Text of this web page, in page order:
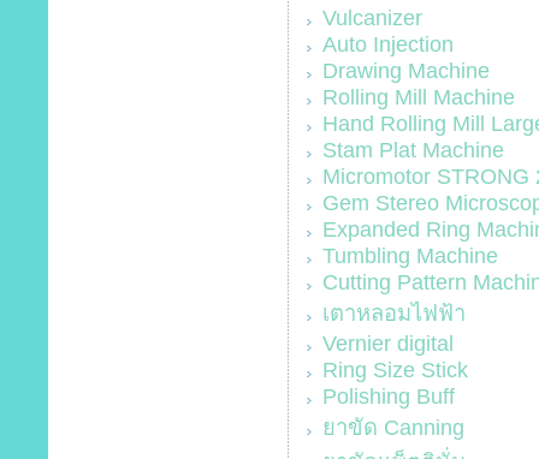
Vulcanizer
Auto Injection
Drawing Machine
Rolling Mill Machine
Hand Rolling Mill
Stam Plat Machine
Micromotor STRONG
Gem Stereo
Expanded Ring
Tumbling Machine
Cutting Pattern
เตาหลอมไฟฟ้า
Vernier digital
Ring Size Stick
Polishing Buff
ยาขัด Canning